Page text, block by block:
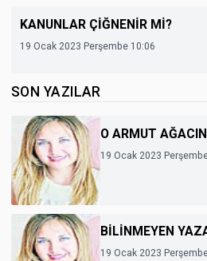
KANUNLAR ÇİĞNENİR Mİ?
19 Ocak 2023 Perşembe 10:06
SON YAZILAR
O ARMUT
19 Ocak 2023
BİLİNMEYEN
19 Ocak 2023